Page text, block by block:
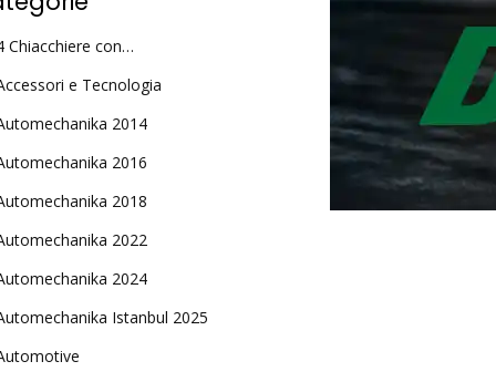
Chiacchiere con…
e Tecnologia
2014
2016
2018
2022
2024
Istanbul 2025